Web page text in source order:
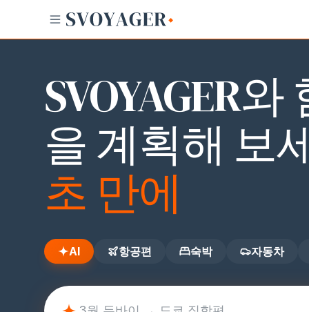
항공편 숙박
SVOYAGER
을 계획해 보
초 만에
AI 항공편 숙박 자동차